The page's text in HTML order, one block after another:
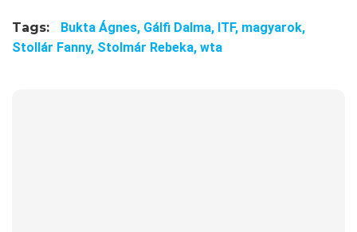
Tags: Bukta Ágnes, Gálfi Dalma, ITF, magyarok,
Stollár Fanny, Stolmár Rebeka, wta